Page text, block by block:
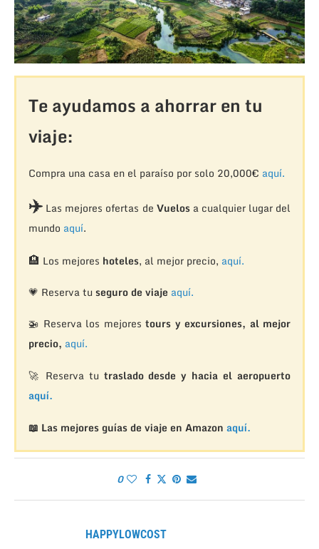
Te ayudamos a ahorrar en tu
viaje:
Compra una casa en el paraíso por solo 20,000€ aquí.
✈️Las mejores ofertas de Vuelosa cualquier lugar del
mundo aquí.
🏨 Los mejores hoteles, al mejor precio, aquí.
💗 Reserva tu seguro de viaje aquí.
🚁 Reserva los mejorestours y excursiones, al mejor
precio, aquí.
🚀 Reserva tu traslado desde y hacia el aeropuerto
aquí.
📖 Las mejores guías de viaje en Amazon aquí.
0
HAPPYLOWCOST